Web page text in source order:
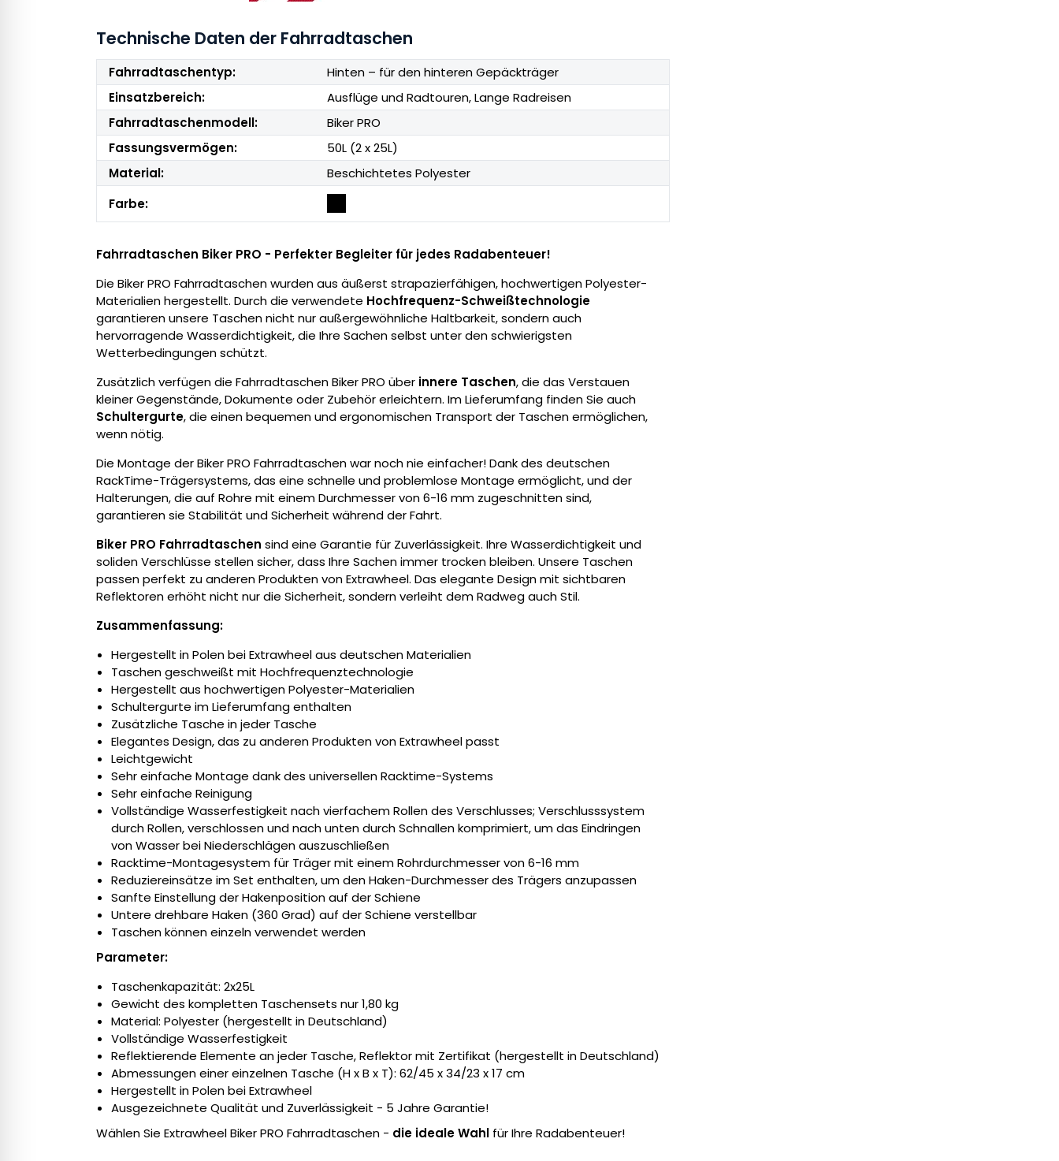
Technische Daten der Fahrradtaschen
Fahrradtaschentyp:
Hinten – für den hinteren Gepäckträger
Einsatzbereich:
Ausflüge und Radtouren, Lange Radreisen
Fahrradtaschenmodell:
Biker PRO
Fassungsvermögen:
50L (2 x 25L)
Material:
Beschichtetes Polyester
Farbe:
Fahrradtaschen Biker PRO - Perfekter Begleiter für jedes Radabenteuer!
Die Biker PRO Fahrradtaschen wurden aus äußerst strapazierfähigen, hochwertigen Polyester-
Materialien hergestellt. Durch die verwendete Hochfrequenz-Schweißtechnologie
garantieren unsere Taschen nicht nur außergewöhnliche Haltbarkeit, sondern auch
hervorragende Wasserdichtigkeit, die Ihre Sachen selbst unter den schwierigsten
Wetterbedingungen schützt.
Zusätzlich verfügen die Fahrradtaschen Biker PRO über innere Taschen, die das Verstauen
kleiner Gegenstände, Dokumente oder Zubehör erleichtern. Im Lieferumfang finden Sie auch
Schultergurte, die einen bequemen und ergonomischen Transport der Taschen ermöglichen,
wenn nötig.
Die Montage der Biker PRO Fahrradtaschen war noch nie einfacher! Dank des deutschen
RackTime-Trägersystems, das eine schnelle und problemlose Montage ermöglicht, und der
Halterungen, die auf Rohre mit einem Durchmesser von 6-16 mm zugeschnitten sind,
garantieren sie Stabilität und Sicherheit während der Fahrt.
Biker PRO Fahrradtaschen sind eine Garantie für Zuverlässigkeit. Ihre Wasserdichtigkeit und
soliden Verschlüsse stellen sicher, dass Ihre Sachen immer trocken bleiben. Unsere Taschen
passen perfekt zu anderen Produkten von Extrawheel. Das elegante Design mit sichtbaren
Reflektoren erhöht nicht nur die Sicherheit, sondern verleiht dem Radweg auch Stil.
Zusammenfassung:
Hergestellt in Polen bei Extrawheel aus deutschen Materialien
Taschen geschweißt mit Hochfrequenztechnologie
Hergestellt aus hochwertigen Polyester-Materialien
Schultergurte im Lieferumfang enthalten
Zusätzliche Tasche in jeder Tasche
Elegantes Design, das zu anderen Produkten von Extrawheel passt
Leichtgewicht
Sehr einfache Montage dank des universellen Racktime-Systems
Sehr einfache Reinigung
Vollständige Wasserfestigkeit nach vierfachem Rollen des Verschlusses; Verschlusssystem
durch Rollen, verschlossen und nach unten durch Schnallen komprimiert, um das Eindringen
von Wasser bei Niederschlägen auszuschließen
Racktime-Montagesystem für Träger mit einem Rohrdurchmesser von 6-16 mm
Reduziereinsätze im Set enthalten, um den Haken-Durchmesser des Trägers anzupassen
Sanfte Einstellung der Hakenposition auf der Schiene
Untere drehbare Haken (360 Grad) auf der Schiene verstellbar
Taschen können einzeln verwendet werden
Parameter:
Taschenkapazität: 2x25L
Gewicht des kompletten Taschensets nur 1,80 kg
Material: Polyester (hergestellt in Deutschland)
Vollständige Wasserfestigkeit
Reflektierende Elemente an jeder Tasche, Reflektor mit Zertifikat (hergestellt in Deutschland)
Abmessungen einer einzelnen Tasche (H x B x T): 62/45 x 34/23 x 17 cm
Hergestellt in Polen bei Extrawheel
Ausgezeichnete Qualität und Zuverlässigkeit - 5 Jahre Garantie!
Wählen Sie Extrawheel Biker PRO Fahrradtaschen - die ideale Wahl für Ihre Radabenteuer!